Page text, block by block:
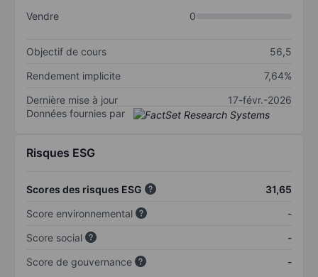
Vendre
0
Objectif de cours
56,5
Rendement implicite
7,64%
Dernière mise à jour
17-févr.-2026
Données fournies par
Risques ESG
Scores des risques ESG
31,65
Score environnemental
-
Score social
-
Score de gouvernance
-